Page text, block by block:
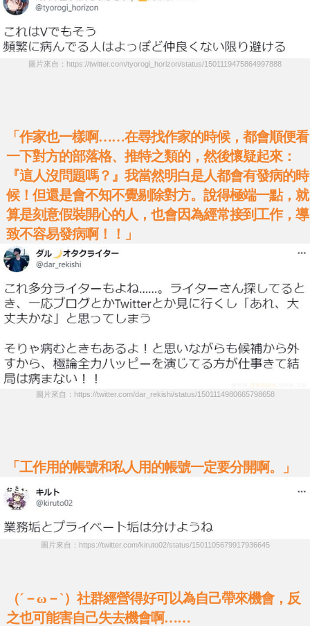
圖片來自：https://twitter.com/tyorogi_horizon/status/1501119475864997888
「作家也一樣啊……在尋找作家的時候，都會順便看
一下對方的部落格、推特之類的，然後懷疑起來：
『這人沒問題嗎？』我當然明白是人都會有發病的時
候！但還是會不知不覺剔除對方。說得極端一點，就
算是刻意假裝開心的人，也會因為經常接到工作，導
致不容易發病啊！！」
圖片來自：https://twitter.com/dar_rekishi/status/1501114980665798658
「工作用的帳號和私人用的帳號一定要分開啊。」
圖片來自：https://twitter.com/kiruto02/status/1501105679917936645
（´－ω－`）社群經營得好可以為自己帶來機會，反
之也可能害自己失去機會啊……